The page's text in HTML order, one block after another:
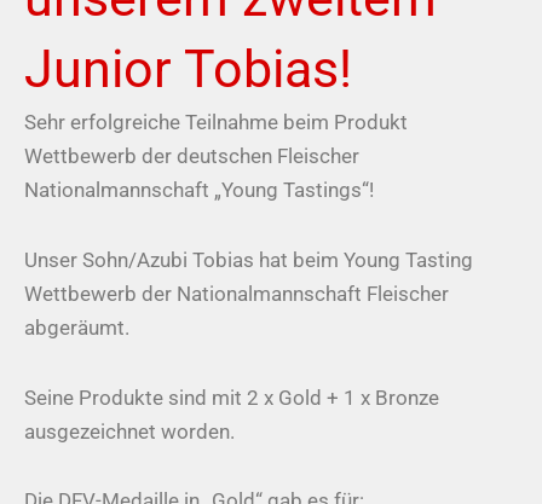
Junior Tobias!
Sehr erfolgreiche Teilnahme beim Produkt
Wettbewerb der deutschen Fleischer
Nationalmannschaft „Young Tastings“!
Unser Sohn/Azubi Tobias hat beim Young Tasting
Wettbewerb der Nationalmannschaft Fleischer
abgeräumt.
Seine Produkte sind mit 2 x Gold + 1 x Bronze
ausgezeichnet worden.